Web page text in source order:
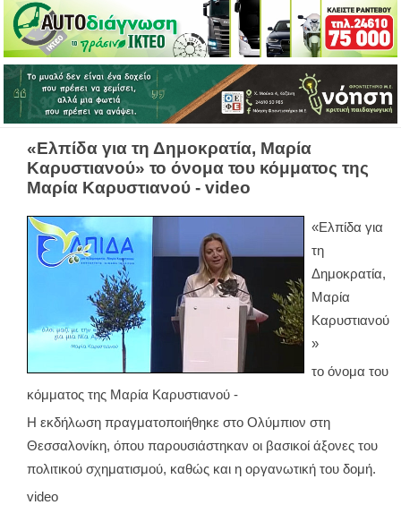
«Ελπίδα για τη Δημοκρατία, Μαρία
Καρυστιανού» το όνομα του κόμματος της
Μαρία Καρυστιανού - video
«Ελπίδα για
τη
Δημοκρατία,
Μαρία
Καρυστιανού
»
το όνομα του
κόμματος της Μαρία Καρυστιανού -
Η εκδήλωση πραγματοποιήθηκε στο Ολύμπιον στη
Θεσσαλονίκη, όπου παρουσιάστηκαν οι βασικοί άξονες του
πολιτικού σχηματισμού, καθώς και η οργανωτική του δομή.
video